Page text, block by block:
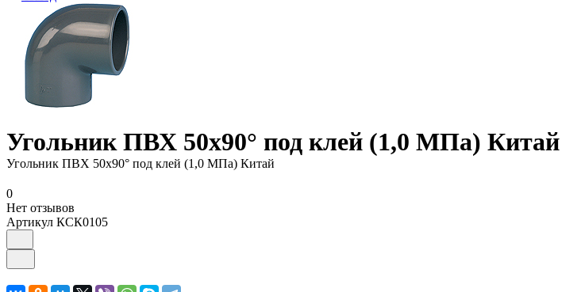
Угольник ПВХ 50х90° под клей (1,0 МПа) Китай
Угольник ПВХ 50х90° под клей (1,0 МПа) Китай
0
Нет отзывов
Артикул КСК0105